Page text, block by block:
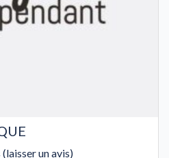
(laisser un avis)